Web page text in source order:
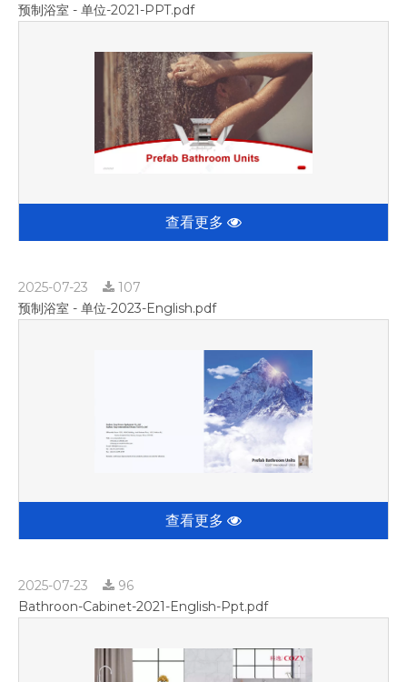
预制浴室 - 单位-2021-PPT.pdf
查看更多
2025-07-23
107
预制浴室 - 单位-2023-English.pdf
查看更多
2025-07-23
96
Bathroon-Cabinet-2021-English-Ppt.pdf